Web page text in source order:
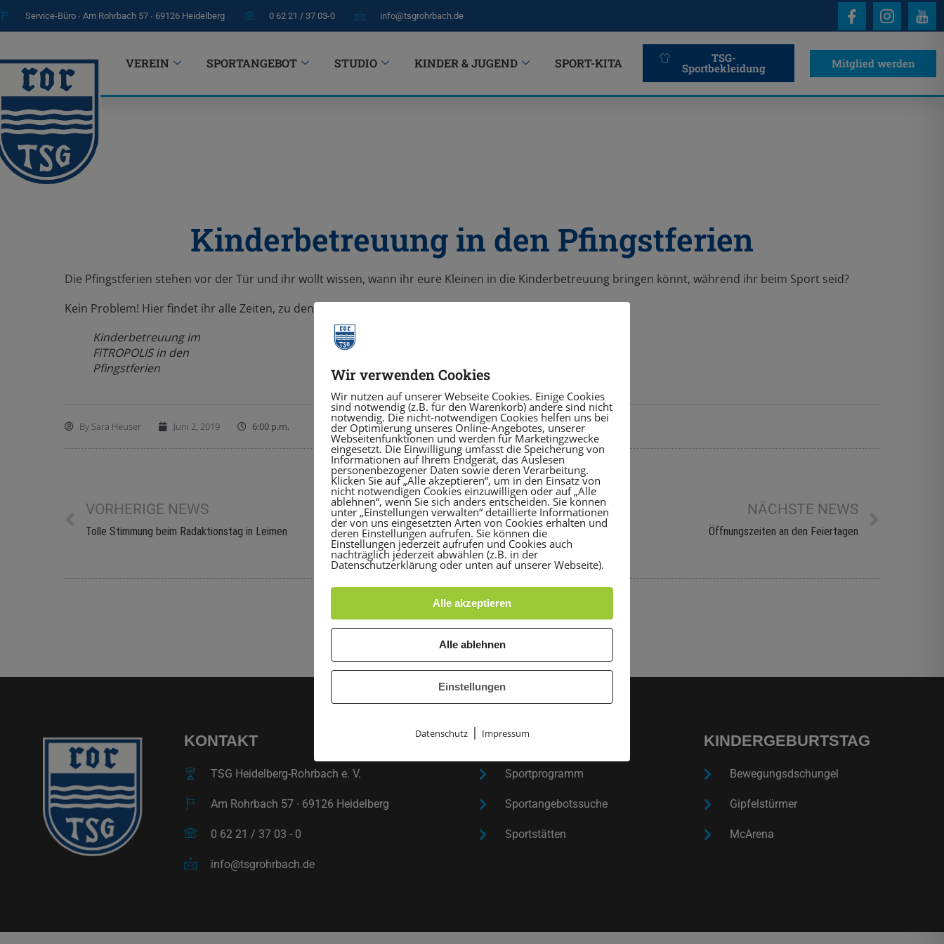
Service-Büro ∙ Am Rohrbach 57 ∙ 69126 Heidelberg 0 62 21 / 37 03-0 info@tsgrohrbach.de
VEREIN SPORTANGEBOT STUDIO KINDER & JUGEND SPORT-KITA TSG-
Sportbekleidung Mitglied werden
Kinderbetreuung in den Pfingstferien
Die Pfingstferien stehen vor der Tür und ihr wollt wissen, wann ihr eure Kleinen in die Kinderbetreuung bringen könnt, während ihr beim Sport seid?
Kein Problem! Hier findet ihr alle Zeiten, zu denen wir in den Pfingstferien für eure Kids da sind.
Kinderbetreuung im
FiTROPOLIS in den
Pfingstferien
By Sara Heuser Juni 2, 2019 6:00 p.m.
VORHERIGE NEWS
Tolle Stimmung beim Radaktionstag in Leimen
NÄCHSTE NEWS
Öffnungszeiten an den Feiertagen
KONTAKT
TSG Heidelberg-Rohrbach e. V.
Am Rohrbach 57 ∙ 69126 Heidelberg
0 62 21 / 37 03 - 0
info@tsgrohrbach.de
SPORT TREIBEN
Sportprogramm
Sportangebotssuche
Sportstätten
KINDERGEBURTSTAG
Bewegungsdschungel
Gipfelstürmer
McArena
Wir verwenden Cookies
Wir nutzen auf unserer Webseite Cookies. Einige Cookies
sind notwendig (z.B. für den Warenkorb) andere sind nicht
notwendig. Die nicht-notwendigen Cookies helfen uns bei
der Optimierung unseres Online-Angebotes, unserer
Webseitenfunktionen und werden für Marketingzwecke
eingesetzt. Die Einwilligung umfasst die Speicherung von
Informationen auf Ihrem Endgerät, das Auslesen
personenbezogener Daten sowie deren Verarbeitung.
Klicken Sie auf „Alle akzeptieren“, um in den Einsatz von
nicht notwendigen Cookies einzuwilligen oder auf „Alle
ablehnen“, wenn Sie sich anders entscheiden. Sie können
unter „Einstellungen verwalten“ detaillierte Informationen
der von uns eingesetzten Arten von Cookies erhalten und
deren Einstellungen aufrufen. Sie können die
Einstellungen jederzeit aufrufen und Cookies auch
nachträglich jederzeit abwählen (z.B. in der
Datenschutzerklärung oder unten auf unserer Webseite).
Alle akzeptieren
Alle ablehnen
Einstellungen
Datenschutz| Impressum